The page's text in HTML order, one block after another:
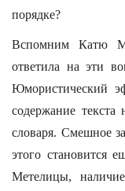
порядке?
Вспомним Катю
ответила на эти
Юмористический
содержание текста
словаря. Смешное
этого становится
Метелицы,